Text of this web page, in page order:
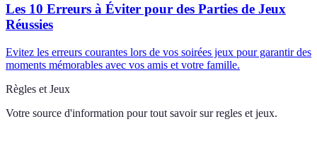
Les 10 Erreurs à Éviter pour des Parties de Jeux
Réussies
Evitez les erreurs courantes lors de vos soirées jeux pour garantir des
moments mémorables avec vos amis et votre famille.
Règles et Jeux
Votre source d'information pour tout savoir sur regles et jeux.